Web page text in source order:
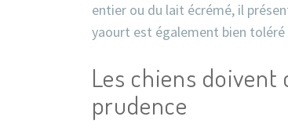
entier ou du lait écrémé, il
yaourt est également bien
Les chiens
prudence